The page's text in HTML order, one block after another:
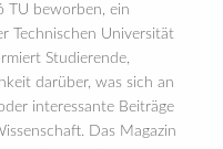
TU beworben, ein
Technischen Universität
Studierende,
darüber, was sich an
interessante Beiträge
Das Magazin